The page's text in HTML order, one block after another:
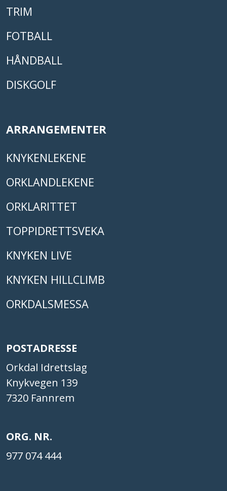
TRIM
FOTBALL
HÅNDBALL
DISKGOLF
ARRANGEMENTER
KNYKENLEKENE
ORKLANDLEKENE
ORKLARITTET
TOPPIDRETTSVEKA
KNYKEN LIVE
KNYKEN HILLCLIMB
ORKDALSMESSA
POSTADRESSE
Orkdal Idrettslag
Knykvegen 139
7320 Fannrem
ORG. NR.
977 074 444